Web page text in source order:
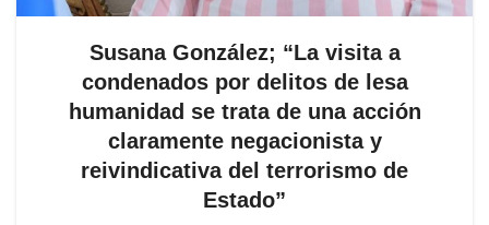
Susana González; “La visita a
condenados por delitos de lesa
humanidad se trata de una acción
claramente negacionista y
reivindicativa del terrorismo de
Estado”